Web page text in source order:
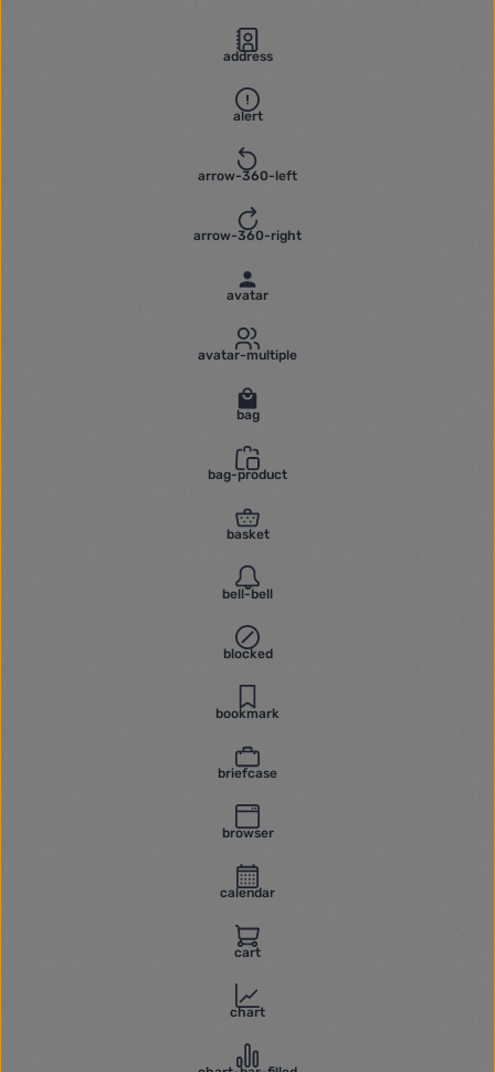
address
alert
arrow-360-left
arrow-360-right
avatar
avatar-multiple
bag
bag-product
basket
bell-bell
blocked
bookmark
briefcase
browser
calendar
cart
chart